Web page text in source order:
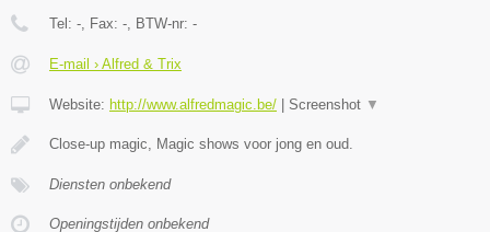
Tel: - , Fax: - , BTW-nr: -
E-mail › Alfred & Trix
Website: http://www.alfredmagic.be/ | Screenshot ▼
Close-up magic, Magic shows voor jong en oud.
Diensten onbekend
Openingstijden onbekend